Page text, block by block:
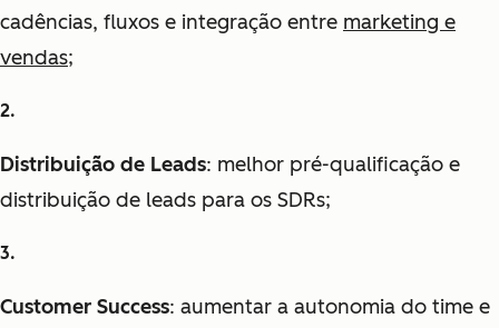
cadências, fluxos e integração entre marketing e
vendas;
Distribuição de Leads: melhor pré-qualificação e
distribuição de leads para os SDRs;
Customer Success: aumentar a autonomia do time e